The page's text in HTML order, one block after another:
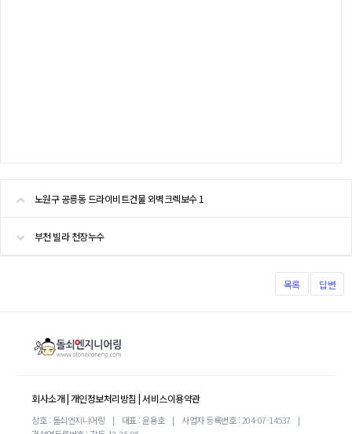
노원구 공릉동 드라이비트건물 외벽크렉보수 1
부천 빌라 천장누수
목록 답변
회사소개|개인정보처리방침 |서비스이용약관
상호 : 돌쇠엔지니어링 | 대표 : 윤용호 | 사업자 등록번호 : 204-07-14537
|